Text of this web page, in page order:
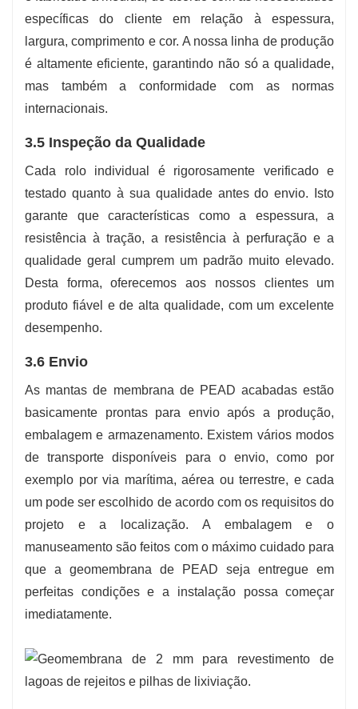
específicas do cliente em relação à espessura,
largura, comprimento e cor. A nossa linha de produção
é altamente eficiente, garantindo não só a qualidade,
mas também a conformidade com as normas
internacionais.
3.5 Inspeção da Qualidade
Cada rolo individual é rigorosamente verificado e
testado quanto à sua qualidade antes do envio. Isto
garante que características como a espessura, a
resistência à tração, a resistência à perfuração e a
qualidade geral cumprem um padrão muito elevado.
Desta forma, oferecemos aos nossos clientes um
produto fiável e de alta qualidade, com um excelente
desempenho.
3.6 Envio
As mantas de membrana de PEAD acabadas estão
basicamente prontas para envio após a produção,
embalagem e armazenamento. Existem vários modos
de transporte disponíveis para o envio, como por
exemplo por via marítima, aérea ou terrestre, e cada
um pode ser escolhido de acordo com os requisitos do
projeto e a localização. A embalagem e o
manuseamento são feitos com o máximo cuidado para
que a geomembrana de PEAD seja entregue em
perfeitas condições e a instalação possa começar
imediatamente.